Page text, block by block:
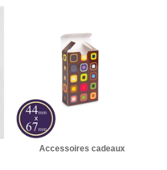
Accessoires cadeaux